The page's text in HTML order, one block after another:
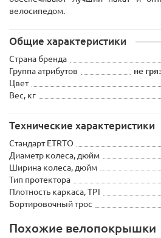
велосипедом.
Общие характеристики
Страна бренда
Группа атрибутов
не
Цвет
Вес, кг
Технические характеристики
Стандарт ETRTO
Диаметр колеса, дюйм
Ширина колеса, дюйм
Тип протектора
Плотность каркаса, TPI
Бортировочный трос
Похожие велопокрышки